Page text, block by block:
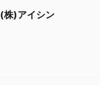
(株)アイシン